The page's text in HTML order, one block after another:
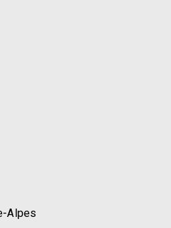
Alpes